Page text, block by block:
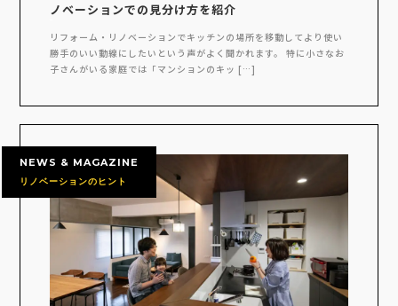
ノベーションでの見分け方を紹介
リフォーム・リノベーションでキッチンの場所を移動してより使い
勝手のいい動線にしたいという声がよく聞かれます。 特に小さなお
子さんがいる家庭では「マンションのキッ […]
NEWS & MAGAZINE
リノベーションのヒント